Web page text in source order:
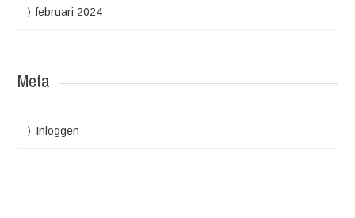
februari 2024
Meta
Inloggen